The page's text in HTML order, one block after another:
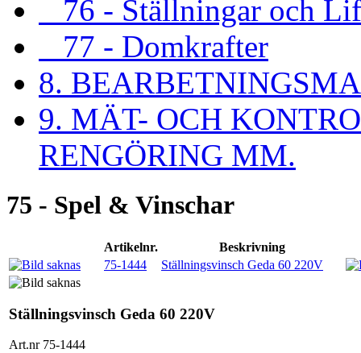
76 - Ställningar och
77 - Domkrafter
8.
9. MÄT- OCH
RENGÖRING MM.
75 - Spel & Vinschar
Artikelnr.
Beskrivning
75-1444
Ställningsvinsch Geda 60 220V
Ställningsvinsch Geda 60 220V
Art.nr 75-1444